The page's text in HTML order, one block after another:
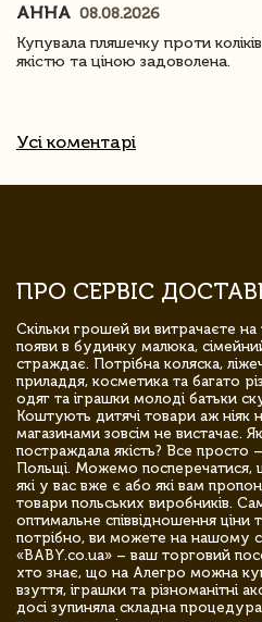
АННА 08.08.2026
Купувала пляшечку проти
якістю та ціною задоволена.
Усі коментарі
ПРО СЕРВІС
Скільки грошей ви витрачаєте на
появи в будинку малюка,
страждає. Потрібна коляска,
приладдя, косметика та багато
одяг та іграшки молоді батьки
Коштують дитячі товари аж
магазинами зовсім не вистачає.
постраждала якість? Все просто
Польщі. Можемо посперечатися,
які у вас вже є або які вам
товари польських виробників.
оптимальне співвідношення ціни
потрібно, ви можете на нашому
«BABY.co.ua» – ваш торговий
хто знає, що на Алегро можна
взуття, іграшки та різноманітні
досі зупиняла складна